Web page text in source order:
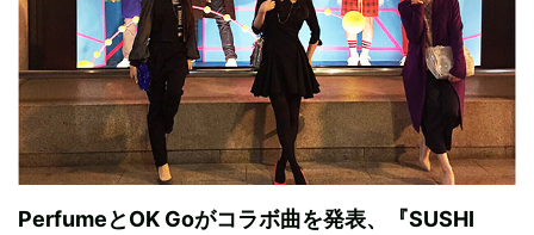
PerfumeとOK Goがコラボ曲を発表、『SUSHI